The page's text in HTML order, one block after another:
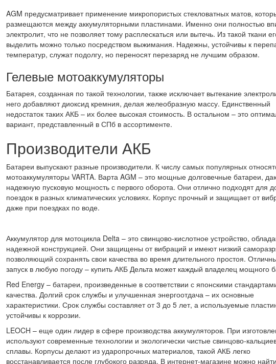
AGM предусматривает применение микропористых стекловатных матов,
размещаются между аккумуляторными пластинами. Именно они полностью
электролит, что не позволяет тому расплескаться или вытечь. Из такой ткани
выделить можно только посредством выжимания. Надежны, устойчивы к
температур, служат подолгу, но переносят перезаряд не лучшим образом.
Гелевые мотоаккумуляторы
Батарея, созданная по такой технологии, также исключает вытекание
него добавляют диоксид кремния, делая желеобразную массу. Единственный
недостаток таких АКБ – их более высокая стоимость. В остальном – это
вариант, представленный в СПб в ассортименте.
Производители АКБ
Батареи выпускают разные производители. К числу самых популярных
мотоаккумуляторы VARTA. Варта AGM – это мощные долговечные батареи,
надежную пусковую мощность с первого оборота. Они отлично подходят для
поездок в разных климатических условиях. Корпус прочный и защищает от
даже при поездках по воде.
Аккумулятор для мотоцикла Delta – это свинцово-кислотное устройство,
надежной конструкцией. Они защищены от вибраций и имеют низкий
позволяющий сохранять свои качества во время длительного простоя.
запуск в любую погоду – купить АКБ Дельта может каждый владелец мощного
Red Energy – батареи, произведенные в соответствии с японскими
качества. Долгий срок службы и улучшенная энергоотдача – их основные
характеристики. Срок службы составляет от 3 до 5 лет, а используемые
устойчивы к коррозии.
LEOCH – еще один лидер в сфере производства аккумуляторов. При
используют современные технологии и экологически чистые свинцово-
сплавы. Корпусы делают из ударопрочных материалов, такой АКБ легко
восстанавливается после глубокого разряда. В интернет-магазине можно найти